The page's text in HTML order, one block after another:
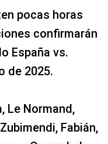
Le Normand,
Fabián,
y Oyarzabal.
Koné,